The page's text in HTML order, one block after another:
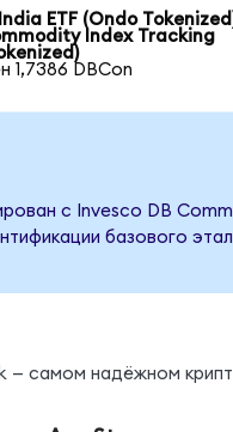
ETF (Ondo
Index Tracking
1,7386 DBCon
с Invesco DB
базового
— самом надёжном